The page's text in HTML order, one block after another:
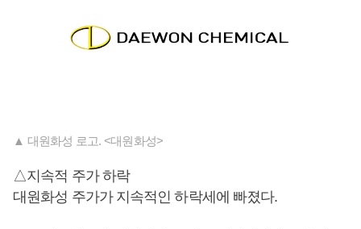
▲ 대원화성 로고. <대원화성>
△지속적 주가 하락
대원화성 주가가 지속적인 하락세에 빠졌다.